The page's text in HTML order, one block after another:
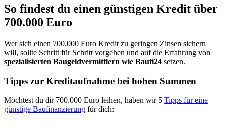
So findest du einen günstigen Kredit über
700.000 Euro
Wer sich einen 700.000 Euro Kredit zu geringen Zinsen sichern
will, sollte Schritt für Schritt vorgehen und auf die Erfahrung von
spezialisierten Baugeldvermittlern wie Baufi24 setzen.
Tipps zur Kreditaufnahme bei hohen Summen
Möchtest du dir 700.000 Euro leihen, haben wir 5 Tipps für eine
günstige Baufinanzierung für dich: